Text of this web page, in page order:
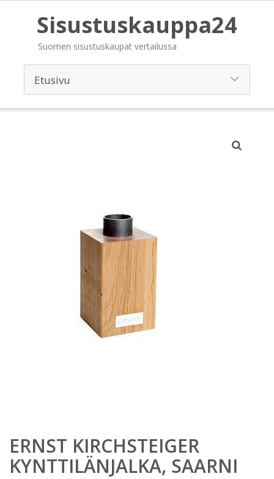
Sisustuskauppa24
Suomen sisustuskaupat vertailussa
ERNST KIRCHSTEIGER
KYNTTILÄNJALKA, SAARNI